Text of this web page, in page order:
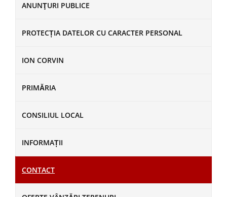
ANUNŢURI PUBLICE
PROTECȚIA DATELOR CU CARACTER PERSONAL
ION CORVIN
PRIMĂRIA
CONSILIUL LOCAL
INFORMAȚII
CONTACT